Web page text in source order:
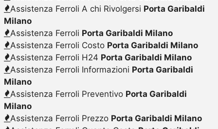
Assistenza Ferroli A chi Rivolgersi Porta Garibaldi
Milano
Assistenza Ferroli Porta Garibaldi Milano
Assistenza Ferroli Costo Porta Garibaldi Milano
Assistenza Ferroli H24 Porta Garibaldi Milano
Assistenza Ferroli Informazioni Porta Garibaldi
Milano
Assistenza Ferroli Preventivo Porta Garibaldi
Milano
Assistenza Ferroli Prezzo Porta Garibaldi Milano